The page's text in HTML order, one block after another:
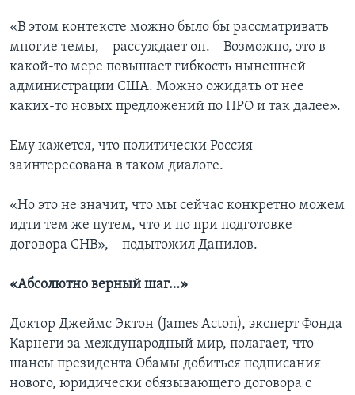
«В этом контексте можно было бы рассматривать
многие темы, – рассуждает он. – Возможно, это в
какой-то мере повышает гибкость нынешней
администрации США. Можно ожидать от нее
каких-то новых предложений по ПРО и так далее».
Ему кажется, что политически Россия
заинтересована в таком диалоге.
«Но это не значит, что мы сейчас конкретно можем
идти тем же путем, что и по при подготовке
договора СНВ», – подытожил Данилов.
«Абсолютно верный шаг…»
Доктор Джеймс Эктон (James Acton), эксперт Фонда
Карнеги за международный мир, полагает, что
шансы президента Обамы добиться подписания
нового, юридически обязывающего договора с